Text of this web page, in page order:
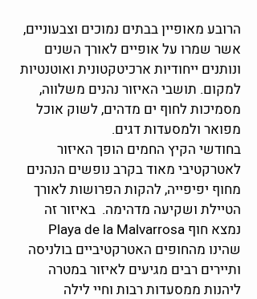
הרובע מאופיין בבתים נמוכים וצבעוניים,
אשר שמרו על אופיים לאורך השנים
ונותנים ייחודיות ארכיטקטונית ואוטנטיות
למקום. תושבי האיזור נהנים משלווה,
מסמיכות לחוף ים מדהים, לשוק אוכל
מפואר ולמסעדות דגים.
בחודשי הקיץ החמים הופך האיזור
לאטרקטיבי מאוד בקרב נופשים הנהנים
מחוף יפיפייה, להקות הפרושות לאורך
הטיילת ושקיעה מדהימה. באיזור זה
נמצא חוף Playa de la Malvarrosa
שהינו מהחופים האטרקטיביים בולניסה
ותיירים רבים מגיעים לאיזור במטרה
ליהנות ממסעדות רבות וחיי לילה